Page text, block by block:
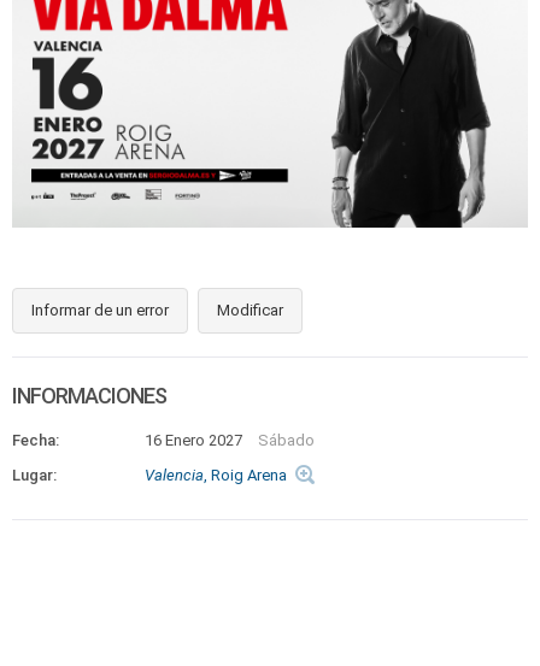
Informar de un error Modificar
INFORMACIONES
Fecha: 16 Enero 2027
Sábado
Lugar:
Valencia, Roig Arena